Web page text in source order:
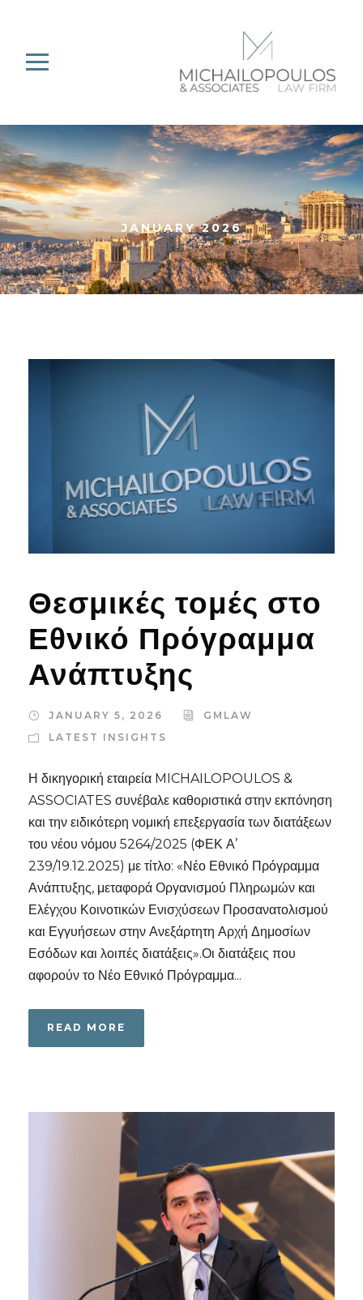
JANUARY 2026
Θεσμικές τομές στο
Εθνικό Πρόγραμμα
Ανάπτυξης
JANUARY 5, 2026
GMLAW
LATEST INSIGHTS
Η δικηγορική εταιρεία MICHAILOPOULOS &
ASSOCIATES συνέβαλε καθοριστικά στην εκπόνηση
και την ειδικότερη νομική επεξεργασία των διατάξεων
του νέου νόμου 5264/2025 (ΦΕΚ Α’
239/19.12.2025) με τίτλο: «Νέο Εθνικό Πρόγραμμα
Ανάπτυξης, μεταφορά Οργανισμού Πληρωμών και
Ελέγχου Κοινοτικών Ενισχύσεων Προσανατολισμού
και Εγγυήσεων στην Ανεξάρτητη Αρχή Δημοσίων
Εσόδων και λοιπές διατάξεις».Οι διατάξεις που
αφορούν το Νέο Εθνικό Πρόγραμμα...
READ MORE